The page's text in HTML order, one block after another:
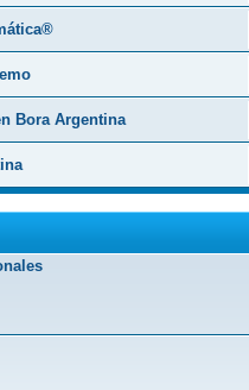
Bora Argentina